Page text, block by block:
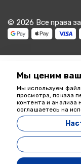
© 2026 Все права
Мы ценим
Мы используем
просмотра, показа
контента и анализа
соглашаетесь на
Мы здесь,
помочь